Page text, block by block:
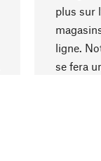
plus sur
ligne.
se fera